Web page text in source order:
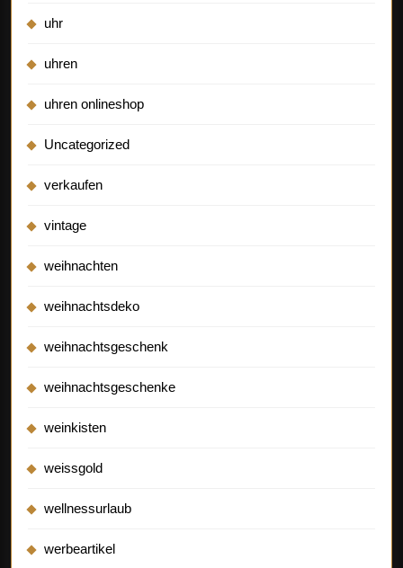
uhr
uhren
uhren onlineshop
Uncategorized
verkaufen
vintage
weihnachten
weihnachtsdeko
weihnachtsgeschenk
weihnachtsgeschenke
weinkisten
weissgold
wellnessurlaub
werbeartikel